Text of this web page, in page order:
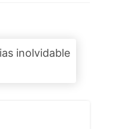
inolvidable